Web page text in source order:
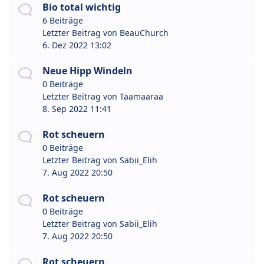
Bio total wichtig
6 Beiträge
Letzter Beitrag von BeauChurch
6. Dez 2022 13:02
Neue Hipp Windeln
0 Beiträge
Letzter Beitrag von Taamaaraa
8. Sep 2022 11:41
Rot scheuern
0 Beiträge
Letzter Beitrag von Sabii_Elih
7. Aug 2022 20:50
Rot scheuern
0 Beiträge
Letzter Beitrag von Sabii_Elih
7. Aug 2022 20:50